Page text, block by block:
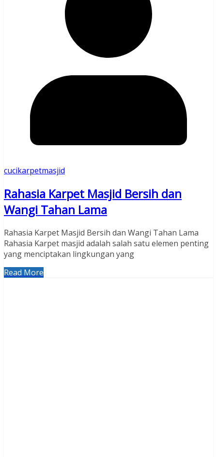
cucikarpetmasjid
Rahasia Karpet Masjid Bersih dan
Wangi Tahan Lama
Rahasia Karpet Masjid Bersih dan Wangi Tahan Lama
Rahasia Karpet masjid adalah salah satu elemen penting
yang menciptakan lingkungan yang
Read More